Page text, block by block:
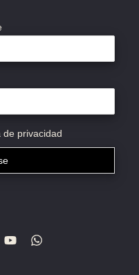
de privacidad